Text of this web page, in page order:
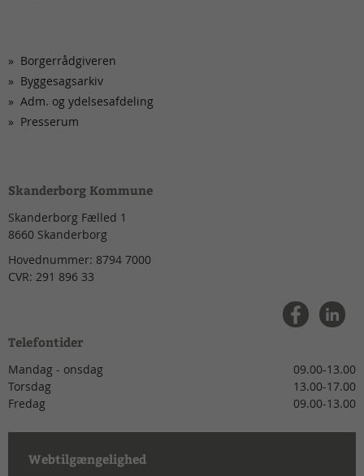
Borgerrådgiveren
Byggesagsarkiv
Adm. og ydelsesafdeling
Presserum
Skanderborg Kommune
Skanderborg Fælled 1
8660 Skanderborg
Hovednummer: 8794 7000
CVR: 291 896 33
Telefontider
Mandag - onsdag
09.00-13.00
Torsdag
13.00-17.00
Fredag
09.00-13.00
Webtilgængelighed